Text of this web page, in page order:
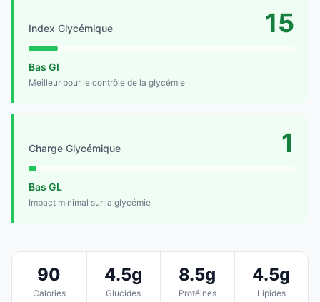
Index Glycémique 15
Bas GI
Meilleur pour le contrôle de la glycémie
Charge Glycémique 1
Bas GL
Impact minimal sur la glycémie
90
Calories
4.5g
Glucides
8.5g
Protéines
4.5g
Lipides